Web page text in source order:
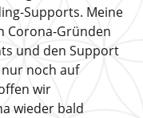
Supports. Meine
Corona-Gründen
und den Support
noch auf
wir
wieder bald